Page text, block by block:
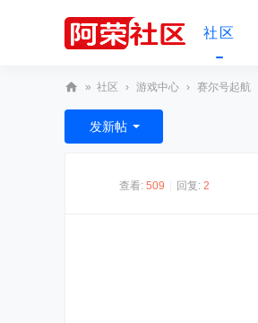
社区
阿
荣
» 社区 › 游戏中心 › 赛尔号起航
发新帖
查看: 509 回复: 2